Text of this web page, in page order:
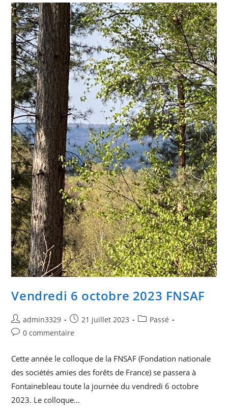
Nettoyage
Du
« Vert
Environnant »
Vendredi 6 octobre 2023 FNSAF
Auteur/autrice
de
admin3329
Publication
publiée :
21 juillet 2023
PostPassé
Commentaires
la
publication :
0 commentaire
Cette année le colloque de la FNSAF (Fondation nationale
des sociétés amies des forêts de France) se passera à
Fontainebleau toute la journée du vendredi 6 octobre
2023. Le colloque…